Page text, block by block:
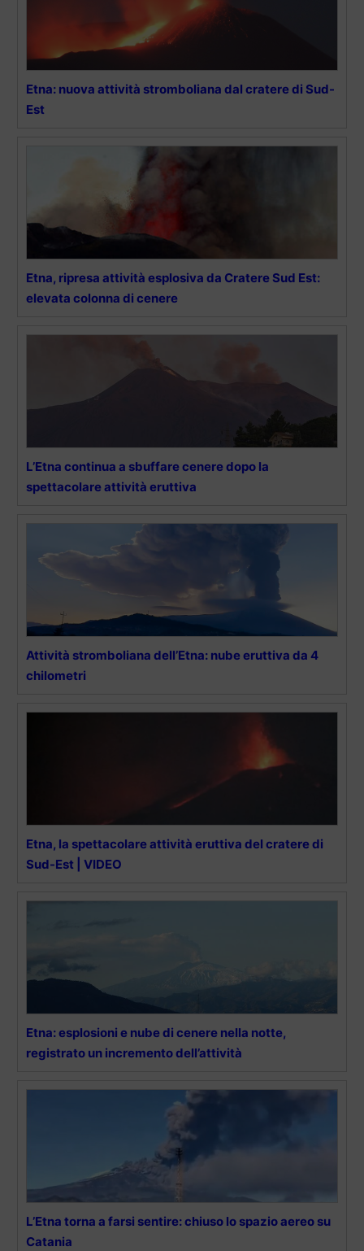
Etna: nuova attività stromboliana dal cratere di Sud-
Est
Etna, ripresa attività esplosiva da Cratere Sud Est:
elevata colonna di cenere
L’Etna continua a sbuffare cenere dopo la
spettacolare attività eruttiva
Attività stromboliana dell’Etna: nube eruttiva da 4
chilometri
Etna, la spettacolare attività eruttiva del cratere di
Sud-Est | VIDEO
Etna: esplosioni e nube di cenere nella notte,
registrato un incremento dell’attività
L’Etna torna a farsi sentire: chiuso lo spazio aereo su
Catania